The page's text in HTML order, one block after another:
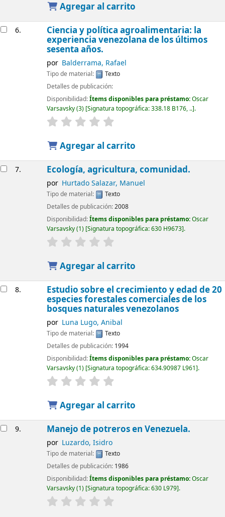
Agregar al carrito
6. Ciencia y política agroalimentaria: la
experiencia venezolana de los últimos
sesenta años.
por Balderrama, Rafael
Tipo de material:
Texto
Detalles de publicación:
Disponibilidad:Ítems disponibles para préstamo:Oscar
Varsavsky(3) Signatura topográfica:338.18 B176, .. .
Agregar al carrito
7. Ecología, agricultura, comunidad.
por Hurtado Salazar, Manuel
Tipo de material:
Texto
Detalles de publicación:2008
Disponibilidad:Ítems disponibles para préstamo:Oscar
Varsavsky(1) Signatura topográfica:630 H9673 .
Agregar al carrito
8. Estudio sobre el crecimiento y edad de 20
especies forestales comerciales de los
bosques naturales venezolanos
por Luna Lugo, Anibal
Tipo de material:
Texto
Detalles de publicación: 1994
Disponibilidad:Ítems disponibles para préstamo:Oscar
Varsavsky(1) Signatura topográfica:634.90987 L961 .
Agregar al carrito
9. Manejo de potreros en Venezuela.
por Luzardo, Isidro
Tipo de material:
Texto
Detalles de publicación: 1986
Disponibilidad:Ítems disponibles para préstamo:Oscar
Varsavsky(1) Signatura topográfica:630 L979 .